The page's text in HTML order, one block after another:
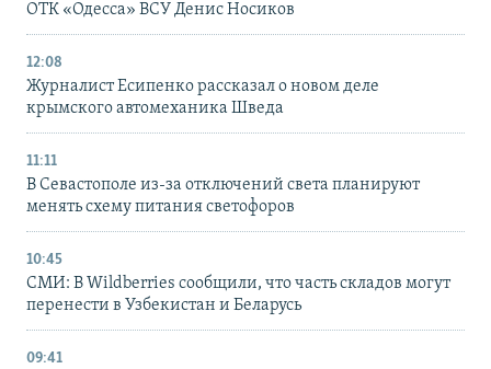
ОТК «Одесса» ВСУ Денис Носиков
12:08
Журналист Есипенко рассказал о новом деле
крымского автомеханика Шведа
11:11
В Севастополе из-за отключений света планируют
менять схему питания светофоров
10:45
СМИ: В Wildberries сообщили, что часть складов могут
перенести в Узбекистан и Беларусь
09:41